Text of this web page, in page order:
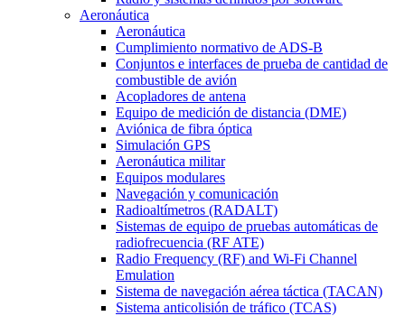
Aeronáutica
Aeronáutica
Cumplimiento normativo de ADS-B
Conjuntos e interfaces de prueba de cantidad de
combustible de avión
Acopladores de antena
Equipo de medición de distancia (DME)
Aviónica de fibra óptica
Simulación GPS
Aeronáutica militar
Equipos modulares
Navegación y comunicación
Radioaltímetros (RADALT)
Sistemas de equipo de pruebas automáticas de
radiofrecuencia (RF ATE)
Radio Frequency (RF) and Wi-Fi Channel
Emulation
Sistema de navegación aérea táctica (TACAN)
Sistema anticolisión de tráfico (TCAS)